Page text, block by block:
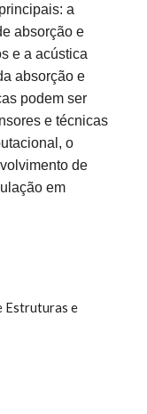
a
absorção e
e a acústica
absorção e
podem ser
e técnicas
o
de
em
Estruturas e